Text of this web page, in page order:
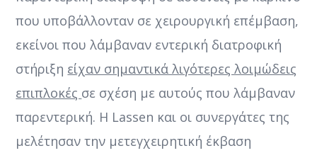
που υποβάλλονταν σε χειρουργική επέμβαση,
εκείνοι που λάμβαναν εντερική διατροφική
στήριξη είχαν σημαντικά λιγότερες λοιμώδεις
επιπλοκές σε σχέση με αυτούς που λάμβαναν
παρεντερική. Η Lassen και οι συνεργάτες της
μελέτησαν την μετεγχειρητική έκβαση